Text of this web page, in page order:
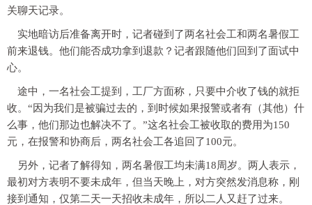
关聊天记录。
实地暗访后准备离开时，记者碰到了两名社会工和两名暑假工
前来退钱。他们能否成功拿到退款？记者跟随他们回到了面试中
心。
途中，一名社会工提到，工厂方面称，只要中介收了钱的就拒
收。“因为我们是被骗过去的，到时候如果报警或者有（其他）什
么事，他们那边也解决不了。”这名社会工被收取的费用为150
元，在报警和协商后，两名社会工各追回了100元。
另外，记者了解得知，两名暑假工均未满18周岁。两人表示，
最初对方表明不要未成年，但当天晚上，对方突然发消息称，刚
接到通知，仅第二天一天招收未成年，所以二人又赶了过来。